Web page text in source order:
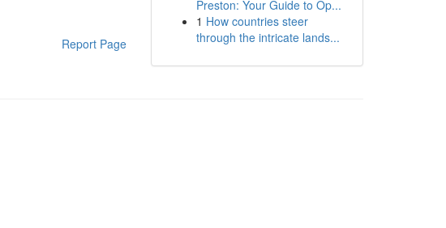
Report Page
Preston: Your Guide to Op...
1 How countries steer
through the intricate lands...